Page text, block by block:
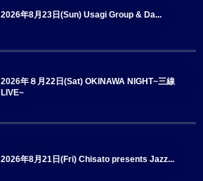
2026年8月23日(Sun) Usagi Group & Da...
2026年８月22日(Sat) OKINAWA NIGHT~三線
LIVE~
2026年8月21日(Fri) Chisato presents Jazz...